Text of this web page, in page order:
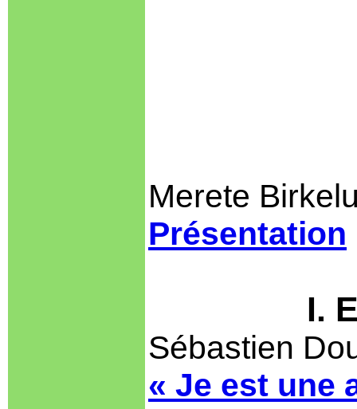
Merete
Présentation
I.
Sébastien
« Je est une